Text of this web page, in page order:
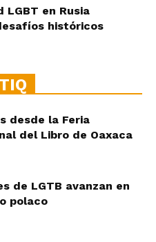
LGBT en Rusia
históricos
desde la Feria
del Libro de Oaxaca
de LGTB avanzan en
polaco